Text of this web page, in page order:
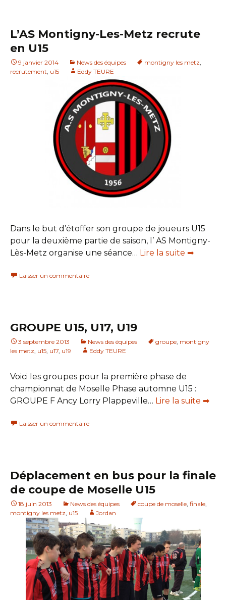
L’AS Montigny-Les-Metz recrute
en U15
9 janvier 2014 News des équipes montigny les metz
recrutement u15 Eddy TEURE
Dans le but d’étoffer son groupe de joueurs U15
pour la deuxième partie de saison, l’ AS Montigny-
Lès-Metz organise une séance… Lire la suite ➡
Laisser un commentaire
GROUPE U15, U17, U19
3 septembre 2013 News des équipes groupe montigny
les metz u15 u17 u19 Eddy TEURE
Voici les groupes pour la première phase de
championnat de Moselle Phase automne U15 :
GROUPE F Ancy Lorry Plappeville… Lire la suite ➡
Laisser un commentaire
Déplacement en bus pour la finale
de coupe de Moselle U15
18 juin 2013 News des équipes coupe de moselle finale
montigny les metz u15 Jordan